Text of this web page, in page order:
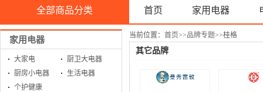
全部商品分类 首页 家用电器
家用电器
大家电
厨卫大电器
厨房小电器
生活电器
个护健康
当前位置： 首页>>品牌专题>>桂格
其它品牌